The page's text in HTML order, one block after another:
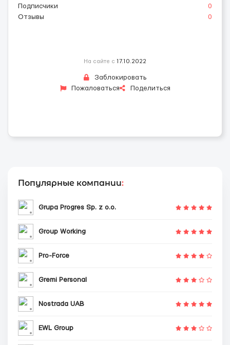
Подписчики
0
Отзывы
0
На сайте с 17.10.2022
Заблокировать
Пожаловаться
Поделиться
Популярные компании:
Grupa Progres Sp. z o.o.
Group Working
Pro-Force
Gremi Personal
Nostrada UAB
EWL Group